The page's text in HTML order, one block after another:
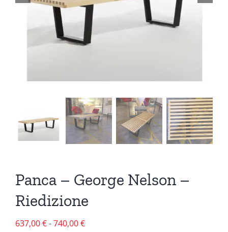
Panca – George Nelson –
Riedizione
637,00€-740,00€Fascia